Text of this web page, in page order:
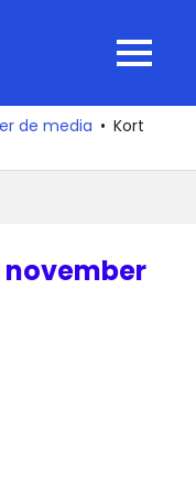
MENU
de media
Kort